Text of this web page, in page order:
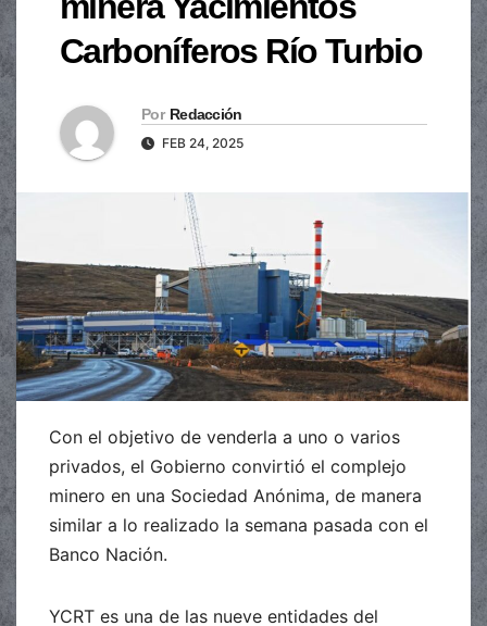
Carboníferos Río Turbio
Por Redacción
FEB 24, 2025
Con el objetivo de venderla a uno o varios
privados, el Gobierno convirtió el complejo
minero en una Sociedad Anónima, de manera
similar a lo realizado la semana pasada con el
Banco Nación.
YCRT es una de las nueve entidades del